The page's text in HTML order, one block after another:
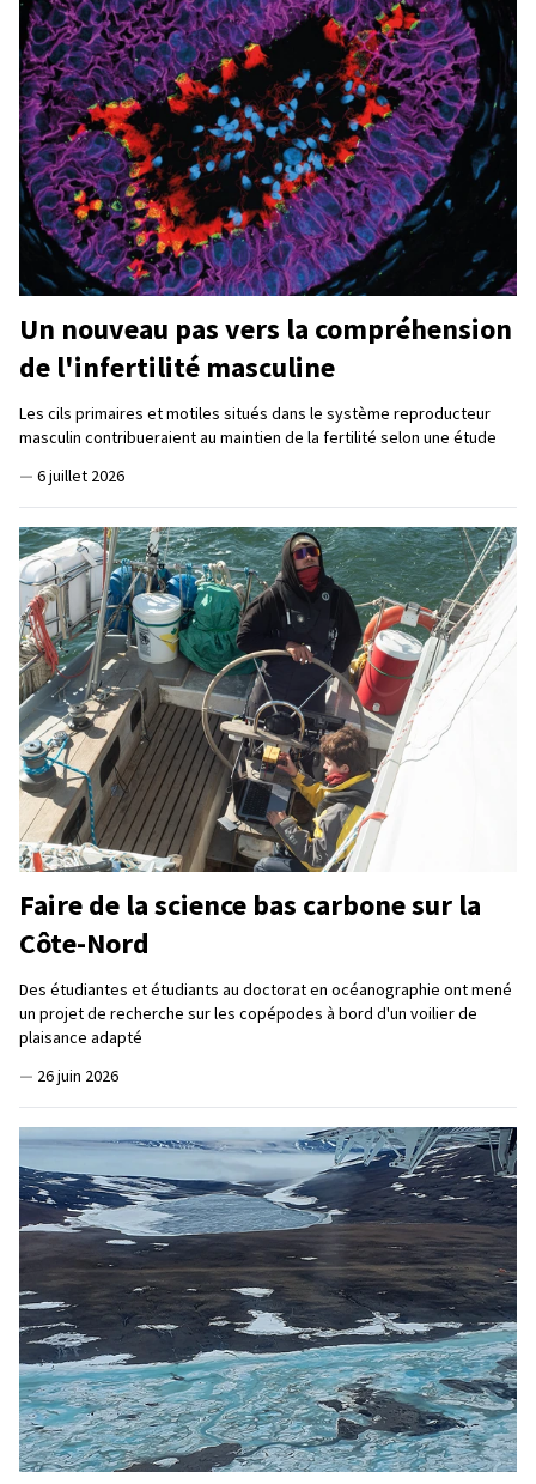
Un nouveau pas vers la compréhension
de l'infertilité masculine
Les cils primaires et motiles situés dans le système reproducteur
masculin contribueraient au maintien de la fertilité selon une étude
— 6 juillet 2026
Faire de la science bas carbone sur la
Côte-Nord
Des étudiantes et étudiants au doctorat en océanographie ont mené
un projet de recherche sur les copépodes à bord d'un voilier de
plaisance adapté
— 26 juin 2026